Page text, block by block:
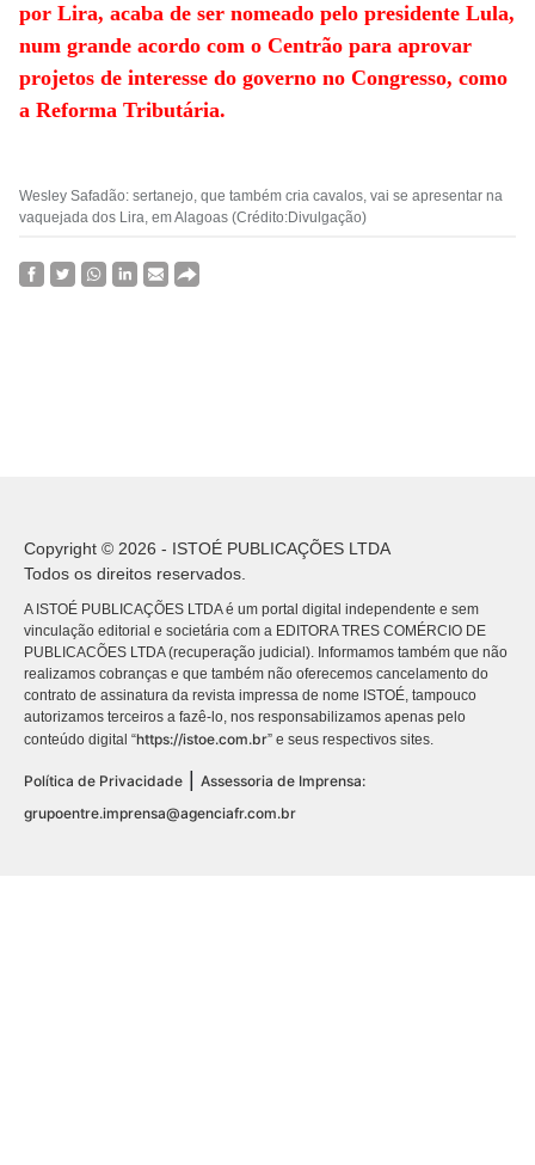
por Lira, acaba de ser nomeado pelo presidente Lula,
num grande acordo com o Centrão para aprovar
projetos de interesse do governo no Congresso, como
a Reforma Tributária.
Wesley Safadão: sertanejo, que também cria cavalos, vai se apresentar na
vaquejada dos Lira, em Alagoas (Crédito:Divulgação)
Copyright © 2026 - ISTOÉ PUBLICAÇÕES LTDA
Todos os direitos reservados.
A ISTOÉ PUBLICAÇÕES LTDA é um portal digital independente e sem
vinculação editorial e societária com a EDITORA TRES COMÉRCIO DE
PUBLICACÕES LTDA (recuperação judicial). Informamos também que não
realizamos cobranças e que também não oferecemos cancelamento do
contrato de assinatura da revista impressa de nome ISTOÉ, tampouco
autorizamos terceiros a fazê-lo, nos responsabilizamos apenas pelo
conteúdo digital “https://istoe.com.br” e seus respectivos sites.
Política de Privacidade
Assessoria de Imprensa:
grupoentre.imprensa@agenciafr.com.br